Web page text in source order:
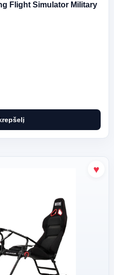
Flight Simulator Military